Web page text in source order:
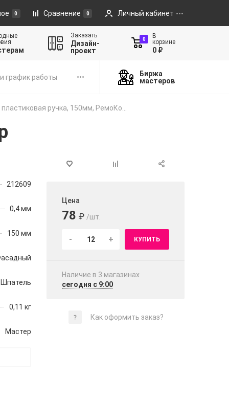
0 Сравнение 0 Личный кабинет
Заказать
Дизайн-
проект
0
В
корзине
0 ₽
график работы
Биржа
мастеров
ручка, 150мм, РемоКо...
212609
0,4 мм
150 мм
Шпатель
0,11 кг
Мастер
Цена
78 ₽ /шт.
- + КУПИТЬ
Наличие в 3 магазинах
сегодня с 9:00
Как оформить заказ?